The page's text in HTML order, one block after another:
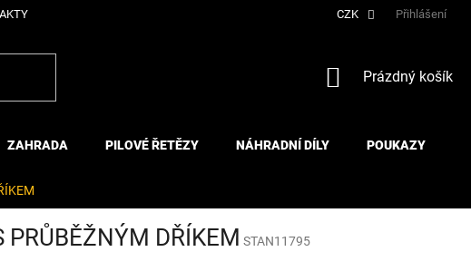
CZK Přihlášení
NÁKUPNÍ
Prázdný košík
ZAHRADA PILOVÉ ŘETĚZY NÁHRADNÍ DÍLY POUKAZY
DŘÍKEM STAN11795